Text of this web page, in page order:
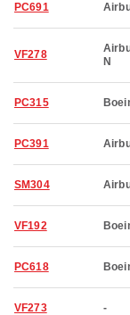
PC691
VF278
N
PC315
PC391
SM304
VF192
PC618
VF273 -